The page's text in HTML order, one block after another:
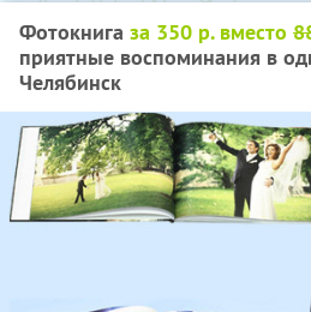
Фотокнига за 350 р. вместо
приятные воспоминания в
Челябинск